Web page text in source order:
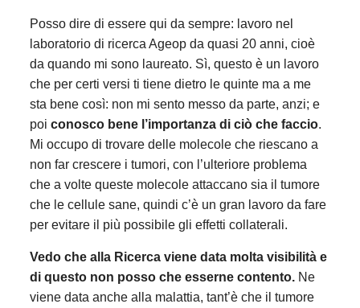
Posso dire di essere qui da sempre: lavoro nel
laboratorio di ricerca Ageop da quasi 20 anni, cioè
da quando mi sono laureato. Sì, questo è un lavoro
che per certi versi ti tiene dietro le quinte ma a me
sta bene così: non mi sento messo da parte, anzi; e
poi conosco bene l’importanza di ciò che faccio.
Mi occupo di trovare delle molecole che riescano a
non far crescere i tumori, con l’ulteriore problema
che a volte queste molecole attaccano sia il tumore
che le cellule sane, quindi c’è un gran lavoro da fare
per evitare il più possibile gli effetti collaterali.
Vedo che alla Ricerca viene data molta visibilità e
di questo non posso che esserne contento.Ne
viene data anche alla malattia, tant’è che il tumore